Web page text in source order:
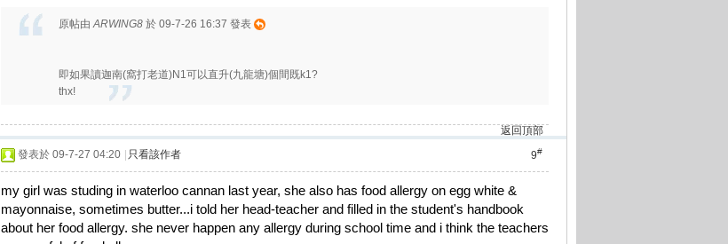
原帖由ARWING8 於 09-7-26 16:37 發表
即如果讀迦南(窩打老道)N1可以直升(九龍塘)個間既k1?
thx!
返回頂部
9#
發表於 09-7-27 04:20 只看該作者
my girl was studing in waterloo cannan last year, she also has food allergy on egg white &
mayonnaise, sometimes butter...i told her head-teacher and filled in the student's handbook
about her food allergy. she never happen any allergy during school time and i think the teachers